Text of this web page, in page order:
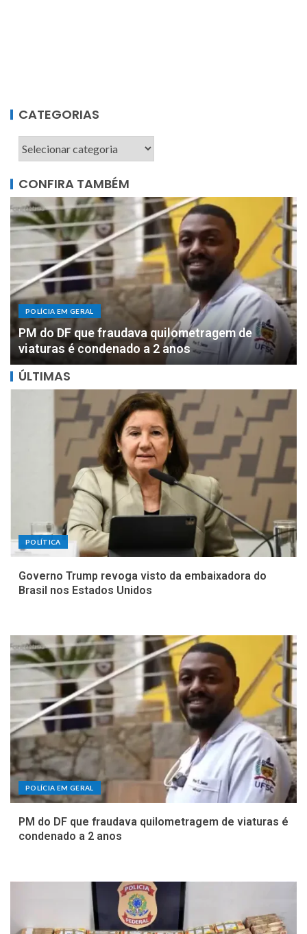
CATEGORIAS
CONFIRA TAMBÉM
POLÍCIA EM GERAL
DOIS MILHÕES: PF apreende R$ 2 milhões com
motorista de parlamentar federal de Rondônia
ÚLTIMAS
POLÍTICA
Governo Trump revoga visto da embaixadora do
Brasil nos Estados Unidos
POLÍCIA EM GERAL
PM do DF que fraudava quilometragem de viaturas é
condenado a 2 anos